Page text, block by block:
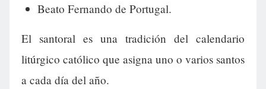
Beato Fernando de Portugal.
El santoral es una tradición del calendario
litúrgico católico que asigna uno o varios santos
a cada día del año.